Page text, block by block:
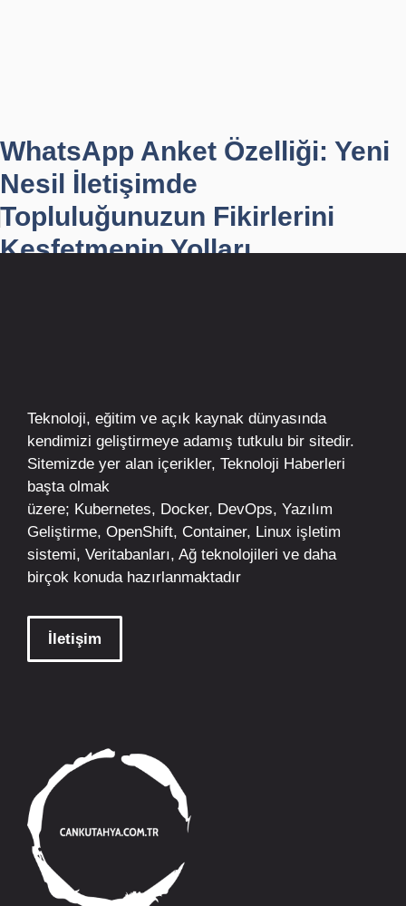
WhatsApp Anket Özelliği: Yeni
Nesil İletişimde
Topluluğunuzun Fikirlerini
Keşfetmenin Yolları
Teknoloji, eğitim ve açık kaynak dünyasında
kendimizi geliştirmeye adamış tutkulu bir sitedir.
Sitemizde yer alan içerikler, Teknoloji Haberleri
başta olmak
üzere; Kubernetes, Docker, DevOps, Yazılım
Geliştirme, OpenShift, Container, Linux işletim
sistemi, Veritabanları, Ağ teknolojileri ve daha
birçok konuda hazırlanmaktadır
İletişim